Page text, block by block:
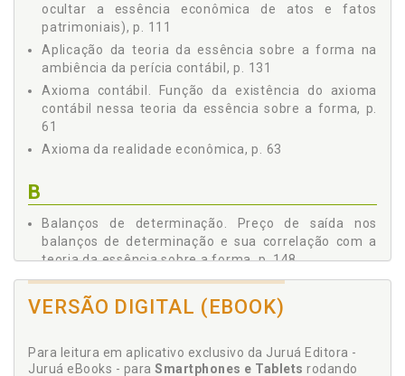
Estoques nos Balanços de Determinação à Luz da
Supremacia da Teoria da Essência sobre a Forma, p.
70
3 O TEOREMA DA SUBSTÂNCIA SOBRE A FORMA, p. 71
3.1 EXEMPLO DA ESSÊNCIA ECONÔMICA, p. 74
3.2 TEOREMA E A VALIDADE DA TEORIA, p. 75
4 AS LEIS CIENTÍFICAS QUE REGULAM A TEORIA DA
SUBSTÂNCIA SOBRE A FORMA, p. 77
83
4.1.1 Os Riscos do Método Dedutivo, p. 85
4.2 DISCERNIMENTOS CIENTÍFICOS PARA APLICAR À
4.3 CORRELAÇÃO ENTRE OS PRINCÍPIOS E AS LEIS
CIENTÍFICAS, p. 92
Científicas × Teorema da Substância sobre a Forma, p.
94
ocultar a essência econômica de atos e fatos
patrimoniais), p. 111
Aplicação da teoria da essência sobre a forma na
ambiência da perícia contábil, p. 131
Axioma contábil. Função da existência do axioma
contábil nessa teoria da essência sobre a forma, p.
61
Axioma da realidade econômica, p. 63
B
Balanços de determinação. Preço de saída nos
balanços de determinação e sua correlação com a
teoria da essência sobre a forma, p. 148
Balanços putativos e crimes, p. 47
Base para a pesquisa econometrizada de indícios de
fraudes e/ou irregularidades contábeis, p. 44
C
VERSÃO DIGITAL (EBOOK)
Para leitura em aplicativo exclusivo da Juruá Editora -
Juruá eBooks - para Smartphones e Tablets rodando